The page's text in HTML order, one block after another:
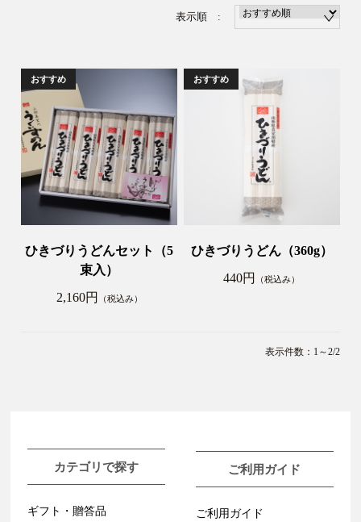
表示順 :
ひきづりうどんセット（5
束入）
2,160円
（税込み）
ひきづりうどん（360g）
440円
（税込み）
表示件数：1～2/2
カテゴリで探す
ギフト・贈答品
ご利用ガイド
ご利用ガイド